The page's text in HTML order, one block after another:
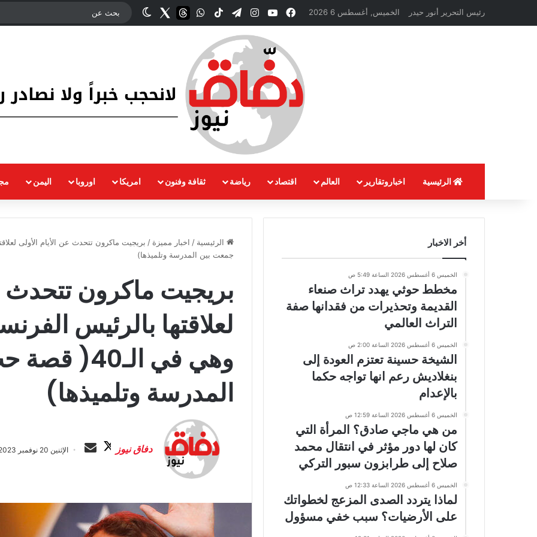
رئيس التحرير أنور حيدر الخميس, أغسطس 6 2026 فيسبوك‫YouTubeانستقرام
تيلقرام ‫TikTokواتسابthreads
Twitterالوضع المظلم
الرئيسية اخباروتقارير العالم اقتصاد رياضة ثقافة وفنون امريكا اوروبا اليمن
الرئيسية / اخبار مميزة /
جمعت بين المدرسة وتلميذها)
بريجيت ماكرون تتحدث
وهي في
المدرسة وتلميذها)
دفاق نيوز
ا
ب
ل
ى
X
ر
د
الإثنين 20 نوفمبر 2023 الساعة 6:22 م
أخر الاخبار
الخميس 6 أغسطس 2026 الساعة 5:49 ص
مخطط حوثي يهدد تراث صنعاء
القديمة وتحذيرات من فقدانها صفة
التراث العالمي
الخميس 6 أغسطس 2026 الساعة 2:00 ص
الشيخة حسينة تعتزم العودة إلى
بنغلاديش رعم انها تواجه حكما
بالإعدام
الخميس 6 أغسطس 2026 الساعة 12:59 ص
من هي ماجي صادق؟ المرأة التي
كان لها دور مؤثر في انتقال محمد
صلاح إلى طرابزون سبور التركي
الخميس 6 أغسطس 2026 الساعة 12:33 ص
لماذا يتردد الصدى المزعج لخطواتك
على الأرضيات؟ سبب خفي مسؤول